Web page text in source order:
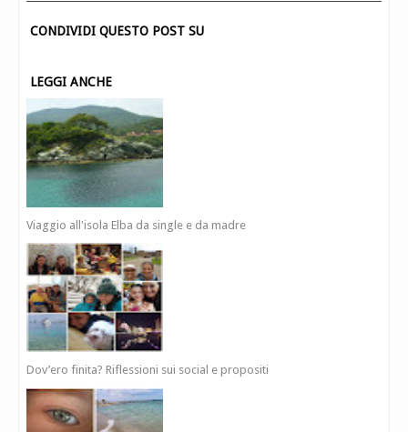
CONDIVIDI QUESTO POST SU
LEGGI ANCHE
Viaggio all'isola Elba da single e da madre
Dov’ero finita? Riflessioni sui social e propositi